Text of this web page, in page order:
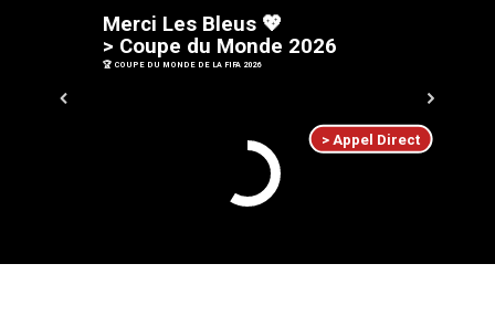
> Appel Direct
Merci Les B eus 💖
> Coupe du Monde 2026
🏆 COUPE DU MONDE DE LA FIFA 2026